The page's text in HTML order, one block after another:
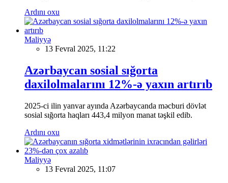
Ardını oxu
Maliyyə
13 Fevral 2025, 11:22
Azərbaycan sosial sığorta
daxilolmalarını 12%-ə yaxın artırıb
2025-ci ilin yanvar ayında Azərbaycanda məcburi dövlət
sosial sığorta haqları 443,4 milyon manat təşkil edib.
Ardını oxu
Maliyyə
13 Fevral 2025, 11:07